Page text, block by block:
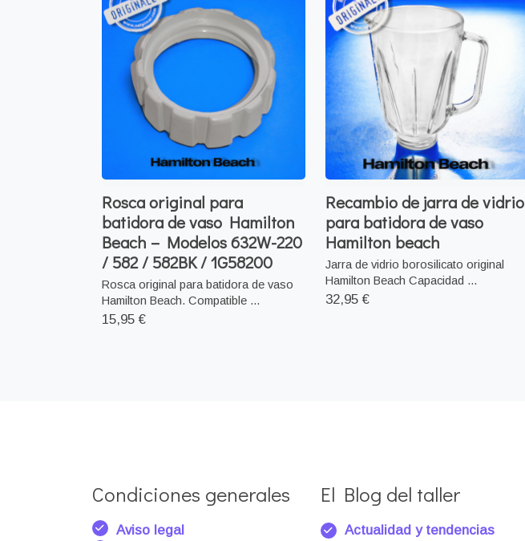
Rosca original para
batidora de vaso Hamilton
Beach – Modelos 632W-220
/ 582 / 582BK / 1G58200
Rosca original para batidora de vaso
Hamilton Beach. Compatible ...
15,95 €
Recambio de jarra de vidrio
para batidora de vaso
Hamilton beach
Jarra de vidrio borosilicato original
Hamilton Beach Capacidad ...
32,95 €
Condiciones generales
Aviso legal
El Blog del taller
Actualidad y tendencias